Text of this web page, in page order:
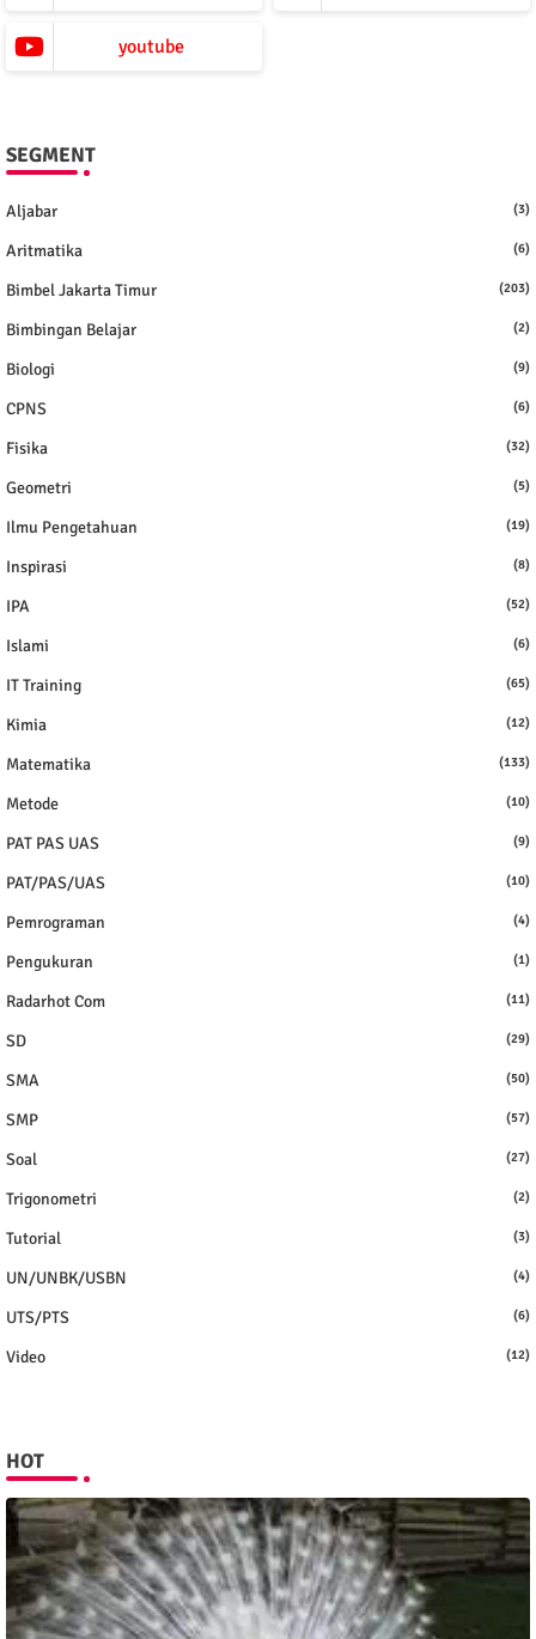
youtube
SEGMENT
Aljabar (3)
Aritmatika (6)
Bimbel Jakarta Timur (203)
Bimbingan Belajar (2)
Biologi (9)
CPNS (6)
Fisika (32)
Geometri (5)
Ilmu Pengetahuan (19)
Inspirasi (8)
IPA (52)
Islami (6)
IT Training (65)
Kimia (12)
Matematika (133)
Metode (10)
PAT PAS UAS (9)
PAT/PAS/UAS (10)
Pemrograman (4)
Pengukuran (1)
Radarhot Com (11)
SD (29)
SMA (50)
SMP (57)
Soal (27)
Trigonometri (2)
Tutorial (3)
UN/UNBK/USBN (4)
UTS/PTS (6)
Video (12)
HOT